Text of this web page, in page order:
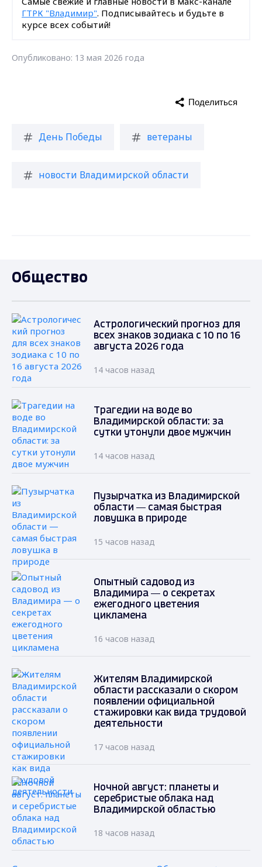
ГТРК "Владимир". Подписывайтесь и будьте в
курсе всех событий!
Опубликовано: 13 мая 2026 года
День Победы ветераны
новости Владимирской области
Поделиться
Общество
Астрологический прогноз для
всех знаков зодиака с 10 по 16
августа 2026 года
14 часов назад
Трагедии на воде во
Владимирской области: за
сутки утонули двое мужчин
14 часов назад
Пузырчатка из Владимирской
области — самая быстрая
ловушка в природе
15 часов назад
Опытный садовод из
Владимира — о секретах
ежегодного цветения
цикламена
16 часов назад
Жителям Владимирской
области рассказали о скором
появлении официальной
стажировки как вида трудовой
деятельности
17 часов назад
Ночной август: планеты и
серебристые облака над
Владимирской областью
18 часов назад